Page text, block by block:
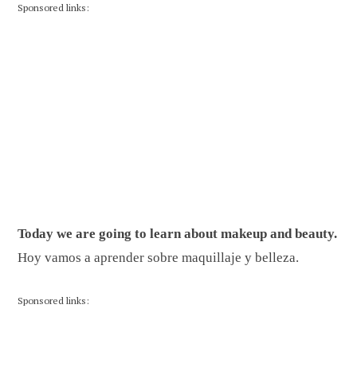
Sponsored links:
Today we are going to learn about makeup and beauty.
Hoy vamos a aprender sobre maquillaje y belleza.
Sponsored links: